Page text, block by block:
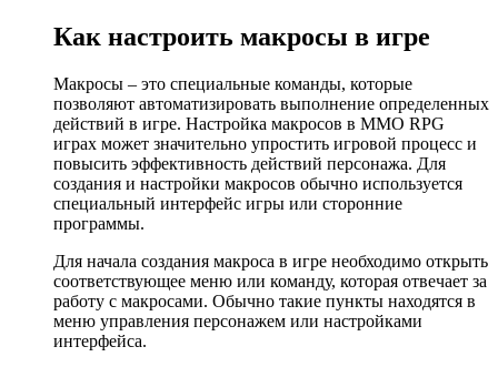
Как настроить макросы в игре
Макросы – это специальные команды, которые
позволяют автоматизировать выполнение определенных
действий в игре. Настройка макросов в MMO RPG
играх может значительно упростить игровой процесс и
повысить эффективность действий персонажа. Для
создания и настройки макросов обычно используется
специальный интерфейс игры или сторонние
программы.
Для начала создания макроса в игре необходимо открыть
соответствующее меню или команду, которая отвечает за
работу с макросами. Обычно такие пункты находятся в
меню управления персонажем или настройками
интерфейса.